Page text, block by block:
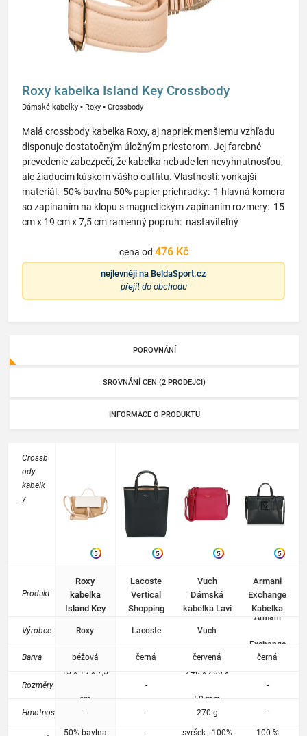
Roxy kabelka Island Key Crossbody
Dámské kabelky ▪ Roxy ▪ Crossbody
Malá crossbody kabelka Roxy, aj napriek menšiemu vzhľadu
disponuje dostatočným úložným priestorom. Jej farebné
prevedenie zabezpečí, že kabelka nebude len nevyhnutnosťou,
ale žiaducim kúskom vášho outfitu. Vlastnosti: vonkajší
materiál: 50% bavlna 50% papier priehradky: 1 hlavná komora
so zapínaním na klopu s magnetickým zapínaním rozmery: 15
cm x 19 cm x 7,5 cm ramenný popruh: nastaviteľný
cena od 476 Kč
nejlevněji na BeldaSport.cz
přejít do obchodu
POROVNÁNÍ
SROVNÁNÍ CEN (2 PRODEJCI)
INFORMACE O PRODUKTU
Crossb
ody
kabelk
y
Produkt
Výrobce
Barva
Rozměry
Hmotnost
5
Roxy
kabelka
Island Key
Roxy
béžová
15 x 19 x 7,5
cm
-
50% bavlna
5
Lacoste
Vertical
Shopping
Lacoste
černá
-
-
-
5
Vuch
Dámská
kabelka Lavi
Vuch
červená
240 x 200 x
50 mm
270 g
svršek - 100%
5
Armani
Exchange
Kabelka
942689
Armani
Exchange
černá
-
-
100 %